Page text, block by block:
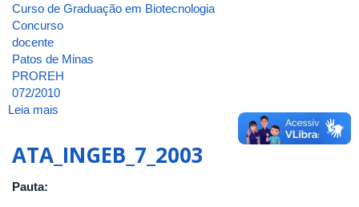
Curso de Graduação em Biotecnologia
Concurso
docente
Patos de Minas
PROREH
072/2010
Leia mais
ATA_INGEB_7_2003
Pauta: